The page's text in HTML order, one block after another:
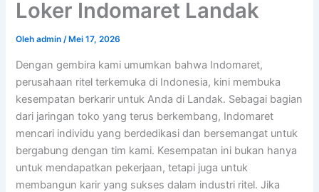
Loker Indomaret Landak
Olehadmin/ Mei 17, 2026
Dengan gembira kami umumkan bahwa Indomaret,
perusahaan ritel terkemuka di Indonesia, kini membuka
kesempatan berkarir untuk Anda di Landak. Sebagai bagian
dari jaringan toko yang terus berkembang, Indomaret
mencari individu yang berdedikasi dan bersemangat untuk
bergabung dengan tim kami. Kesempatan ini bukan hanya
untuk mendapatkan pekerjaan, tetapi juga untuk
membangun karir yang sukses dalam industri ritel. Jika